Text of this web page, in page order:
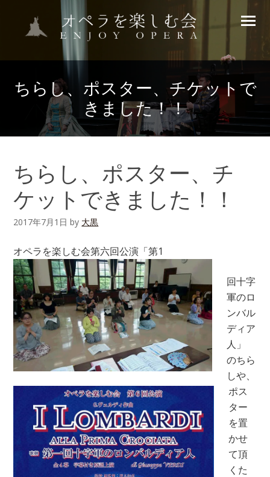
ちらし、ポスター、チケットで
きました！！
ちらし、ポスター、チ
ケットできました！！
2017年7月1日 by 大黒
オペラを楽しむ会第六回公演「第1
回十字
軍のロ
ンバル
ディア
人」
のちら
しや、
ポス
ター
を置
かせ
て頂
くた